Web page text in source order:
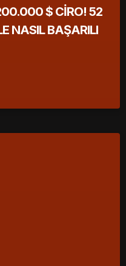
$ CİRO! 52
NASIL BAŞARILI